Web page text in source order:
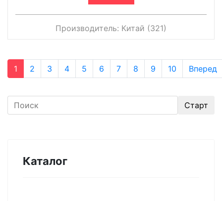
Производитель: Китай (321)
1 2 3 4 5 6 7 8 9 10 Вперед
Каталог